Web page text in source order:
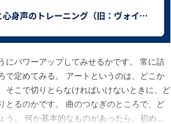
にパワーアップしてみせるかです。 常に詰
で定めてみる。 アートというのは、どこか
そこで切りとらなければいけないときに、ど
とるのかです。 曲のつなぎのところで、ど
う。 何か基本的なものがあったら。初めの